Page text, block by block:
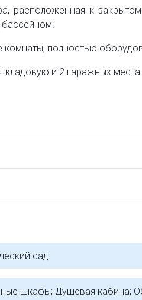
расположенная к
комнаты, полностью
и 2 гаражных места.
сад
шкафы; Душевая кабина;